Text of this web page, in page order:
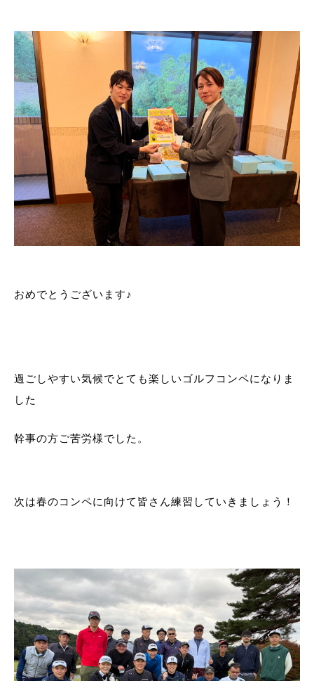
おめでとうございます♪
過ごしやすい気候でとても楽しいゴルフコンペになりま
した
幹事の方ご苦労様でした。
次は春のコンペに向けて皆さん練習していきましょう！